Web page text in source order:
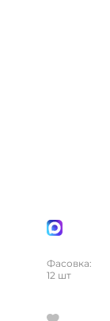
Фасовка:
12 шт